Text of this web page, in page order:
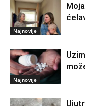
Najnovije
Najnovije